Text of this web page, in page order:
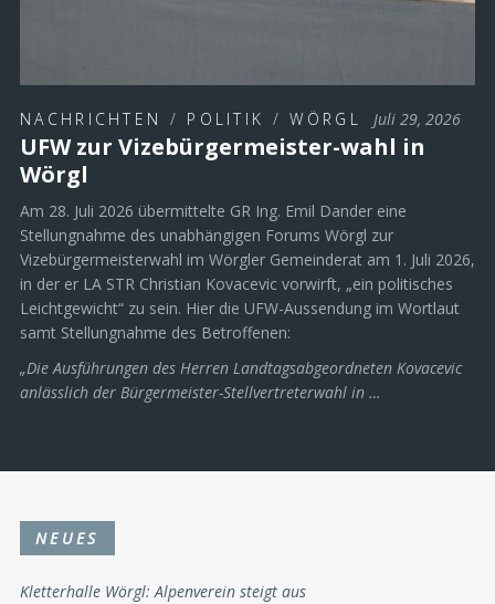
NACHRICHTEN / POLITIK /WÖRGL Juli 29, 2026
UFW zur Vizebürgermeister-wahl in
Wörgl
Am 28. Juli 2026 übermittelte GR Ing. Emil Dander eine
Stellungnahme des unabhängigen Forums Wörgl zur
Vizebürgermeisterwahl im Wörgler Gemeinderat am 1. Juli 2026,
in der er LA STR Christian Kovacevic vorwirft, „ein politisches
Leichtgewicht“ zu sein. Hier die UFW-Aussendung im Wortlaut
samt Stellungnahme des Betroffenen:
„Die Ausführungen des Herren Landtagsabgeordneten Kovacevic
anlässlich der Bürgermeister-Stellvertreterwahl in …
NEUES
Kletterhalle Wörgl: Alpenverein steigt aus